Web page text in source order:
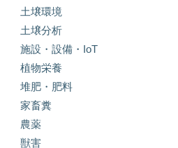
土壌環境
土壌分析
施設・設備・IoT
植物栄養
堆肥・肥料
家畜糞
農薬
獣害